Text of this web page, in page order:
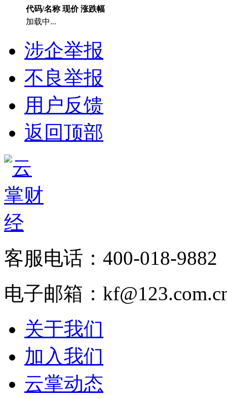
代码/名称 现价 涨跌幅
加载中...
涉企举报
不良举报
用户反馈
返回顶部
客服电话：400-018-9882
电子邮箱：
关于我们
加入我们
云掌动态